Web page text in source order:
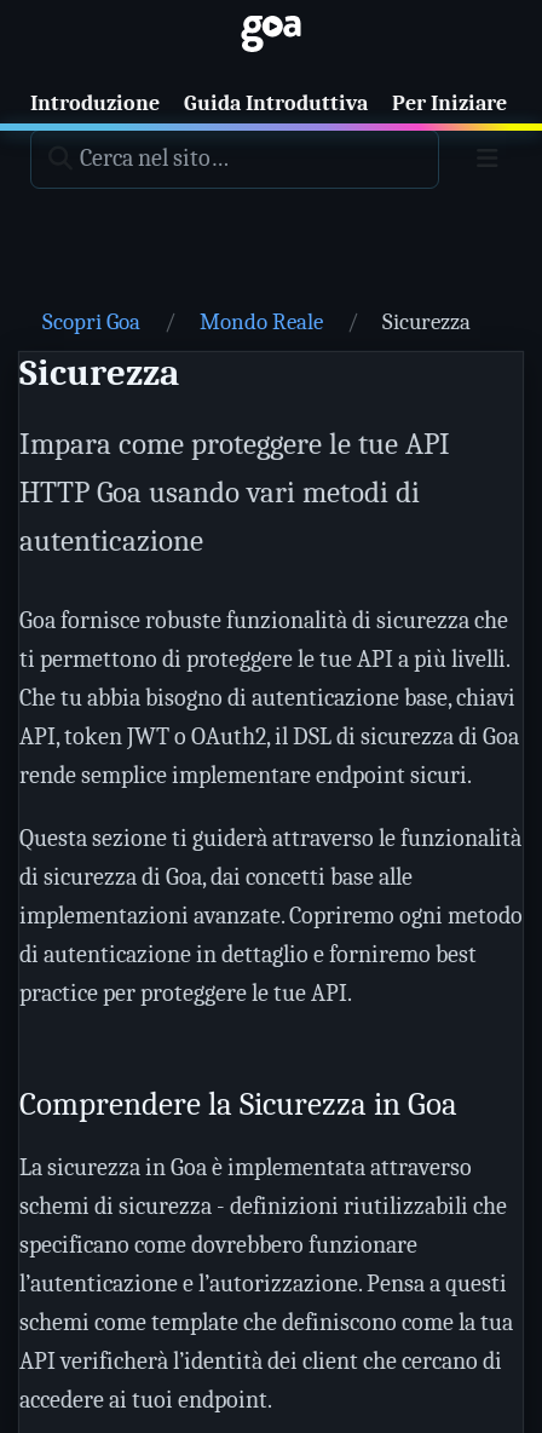
Introduzione Guida Introduttiva Per Iniziare
Scopri Goa Mondo Reale Sicurezza
Sicurezza
Impara come proteggere le tue API
HTTP Goa usando vari metodi di
autenticazione
Goa fornisce robuste funzionalità di sicurezza che
ti permettono di proteggere le tue API a più livelli.
Che tu abbia bisogno di autenticazione base, chiavi
API, token JWT o OAuth2, il DSL di sicurezza di Goa
rende semplice implementare endpoint sicuri.
Questa sezione ti guiderà attraverso le funzionalità
di sicurezza di Goa, dai concetti base alle
implementazioni avanzate. Copriremo ogni metodo
di autenticazione in dettaglio e forniremo best
practice per proteggere le tue API.
Comprendere la Sicurezza in Goa
La sicurezza in Goa è implementata attraverso
schemi di sicurezza - definizioni riutilizzabili che
specificano come dovrebbero funzionare
l’autenticazione e l’autorizzazione. Pensa a questi
schemi come template che definiscono come la tua
API verificherà l’identità dei client che cercano di
accedere ai tuoi endpoint.